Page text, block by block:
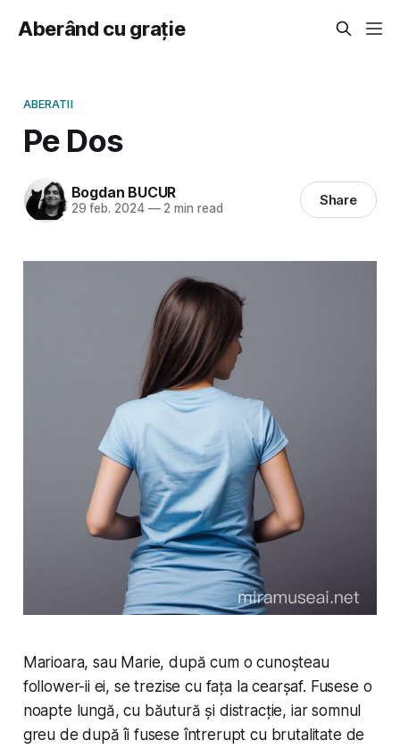
Aberând cu grație
ABERATII
Pe Dos
Bogdan BUCUR
29 feb. 2024 —2 min read Share
Marioara, sau Marie, după cum o cunoșteau
follower-ii ei, se trezise cu fața la cearșaf. Fusese o
noapte lungă, cu băutură și distracție, iar somnul
greu de după îi fusese întrerupt cu brutalitate de